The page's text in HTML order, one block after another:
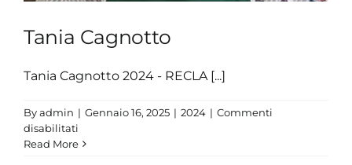
Tania Cagnotto
Tania Cagnotto 2024 - RECLA [...]
Byadmin | Gennaio 16, 2025 | 2024 | Commenti
disabilitati
Tania
Read More